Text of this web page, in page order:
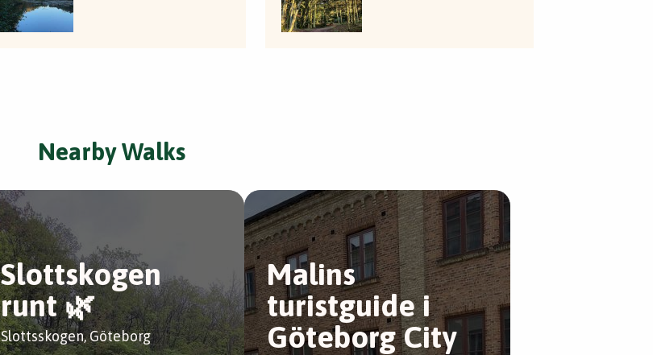
Nearby Walks
Slottskogen
runt 🌿
Slottsskogen, Göteborg
Malins
turistguide i
Göteborg City